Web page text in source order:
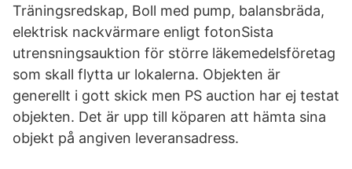
Träningsredskap, Boll med pump, balansbräda,
elektrisk nackvärmare enligt fotonSista
utrensningsauktion för större läkemedelsföretag
som skall flytta ur lokalerna. Objekten är
generellt i gott skick men PS auction har ej testat
objekten. Det är upp till köparen att hämta sina
objekt på angiven leveransadress.